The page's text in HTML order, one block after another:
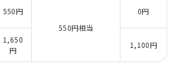
550円
550円相当
0円
1,650
円
1,100円